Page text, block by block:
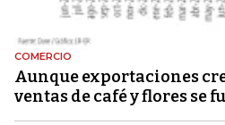
COMERCIO
Aunque exportaciones
ventas de café y flores se